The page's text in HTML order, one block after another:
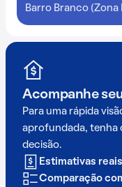
Barro Branco (Zona
Acompanhe
Para uma rápida
aprofundada, tenha
decisão.
Estimativas
Comparação